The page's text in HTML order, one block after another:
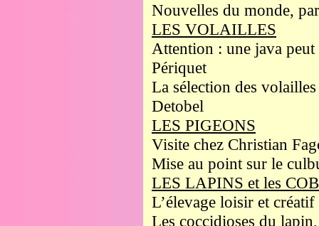
Nouvelles du monde,
LES VOLAILLES
Attention : une java
Périquet
La sélection des
Detobel
LES PIGEONS
Visite chez Christian
Mise au point sur le
LES LAPINS et les
L’élevage loisir et
Les coccidioses du